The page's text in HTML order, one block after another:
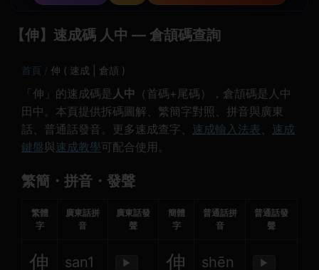
【伸】速成碼 人中 — 倉頡碼查詢
首頁 伸 ( 速成 | 倉頡 )
「伸」的速成碼是 人中 （首碼+尾碼），倉頡碼是人中
田中。本頁提供拆碼圖解、繁簡字對照、拼音與廣東
話、普通話發音。更多速成查字、 速成輸入法表、 速成
鍵盤與速成教學可配合使用。
繁簡・拼音・發聲
繁體
字
廣東話拼
音
廣東話發
聲
簡體
字
普通話拼
音
普通話發
聲
伸 san1 ▶ 伸 shēn ▶